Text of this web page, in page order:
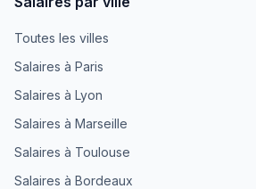
Toutes les villes
Salaires à Paris
Salaires à Lyon
Salaires à Marseille
Salaires à Toulouse
Salaires à Bordeaux